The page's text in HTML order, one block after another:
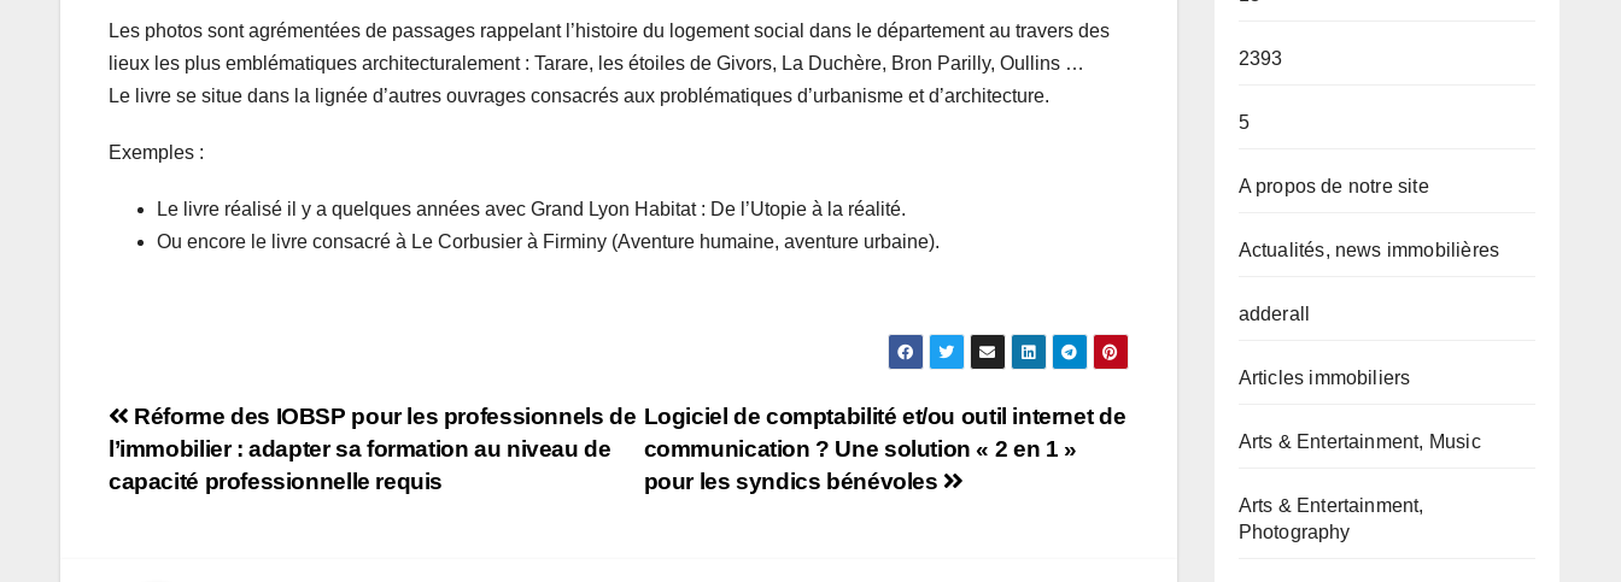
Les photos sont agrémentées de passages rappelant l’histoire du logement social dans le département au travers des
lieux les plus emblématiques architecturalement : Tarare, les étoiles de Givors, La Duchère, Bron Parilly, Oullins …
Le livre se situe dans la lignée d’autres ouvrages consacrés aux problématiques d’urbanisme et d’architecture.
Exemples :
Le livre réalisé il y a quelques années avec Grand Lyon Habitat : De l’Utopie à la réalité.
Ou encore le livre consacré à Le Corbusier à Firminy (Aventure humaine, aventure urbaine).
Navigation
de
Logiciel de comptabilité et/ou outil internet de
communication ? Une solution « 2 en 1 »
pour les syndics bénévoles
Réforme des IOBSP pour les professionnels de
l’immobilier : adapter sa formation au niveau de
capacité professionnelle requis
2393
5
A propos de notre site
Actualités, news immobilières
adderall
Articles immobiliers
Arts & Entertainment, Music
Arts & Entertainment,
Photography